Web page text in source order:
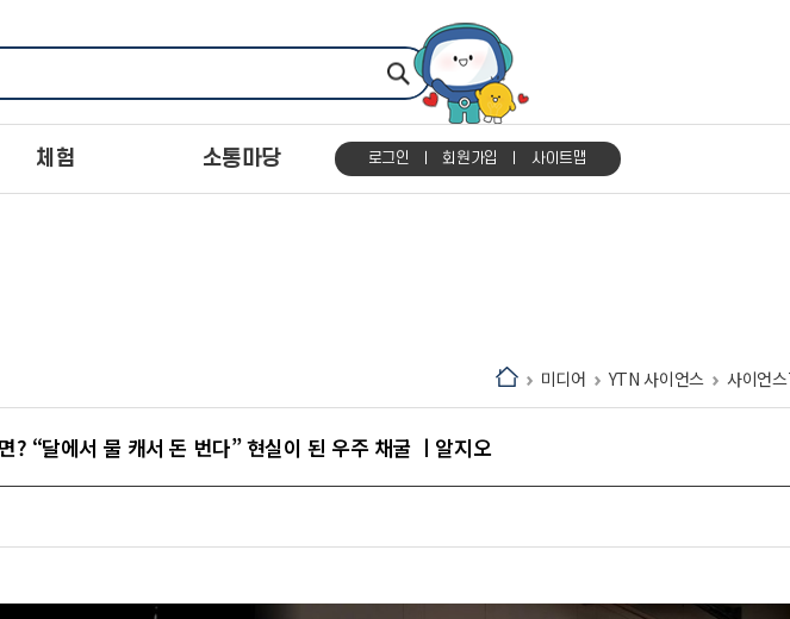
체험 소통마당 로그인 회원가입 사이트맵
미디어 YTN 사이언스 사이언
? “달에서 물 캐서 돈 번다” 현실이 된 우주 채굴 ㅣ알지오